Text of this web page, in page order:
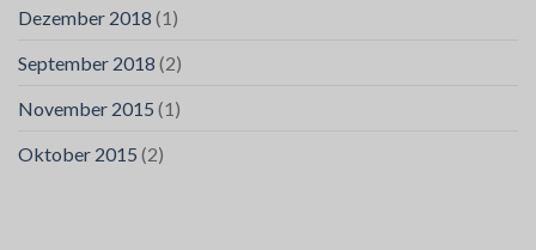
Dezember 2018 (1)
September 2018 (2)
November 2015 (1)
Oktober 2015 (2)